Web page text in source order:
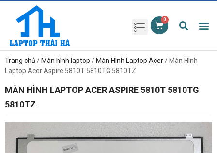
Trang chủ / Màn hình laptop / Màn Hình Laptop Acer/ Màn Hình
Laptop Acer Aspire 5810T 5810TG 5810TZ
MÀN HÌNH LAPTOP ACER ASPIRE 5810T 5810TG
5810TZ